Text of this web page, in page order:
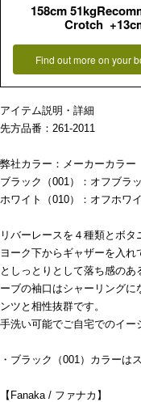
158cm
Crotch
Find out more on your
アイテム説明・詳細
先方品番：261-2011
弊社カラー：メーカーカラー
ブラック（001）：オフブラ
ホワイト（010）：オフホワ
リバーレースを４種類とボタ
ヨーク下からギャザーを入
としっとりとして落ち感の
ーブの袖口はシャーリング
ンツと相性抜群です。
手洗い可能でご自宅でのイー
・ブラック（001）カラーは
【Fanaka / ファナカ】